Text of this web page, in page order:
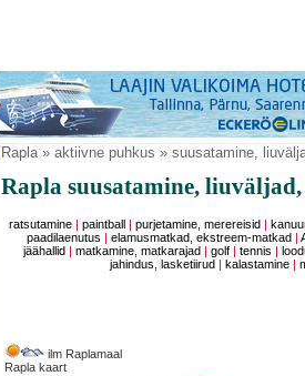
Rapla» aktiivne puhkus » suusatamine,
Rapla suusatamine,
ratsutamine| paintball purjetamine, merereisid
paadilaenutus
|elamusmatkad, ekstreem-matkad |
jäähallid
matkamine, matkarajad golf| tennis
jahindus, lasketiirud
kalastamine |
ilm Raplamaal
Rapla kaart